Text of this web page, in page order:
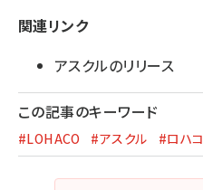
関連リンク
アスクルのリリース
この記事のキーワード
#LOHACO #アスクル #ロハコ